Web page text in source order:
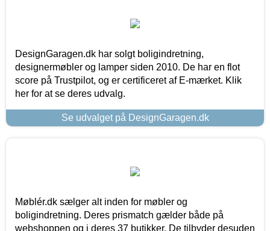
DesignGaragen.dk har solgt boligindretning,
designermøbler og lamper siden 2010. De har en flot
score på Trustpilot, og er certificeret af E-mærket. Klik
her for at se deres udvalg.
Se udvalget på DesignGaragen.dk
Møblér.dk sælger alt inden for møbler og
boligindretning. Deres prismatch gælder både på
webshoppen og i deres 37 butikker. De tilbyder desuden